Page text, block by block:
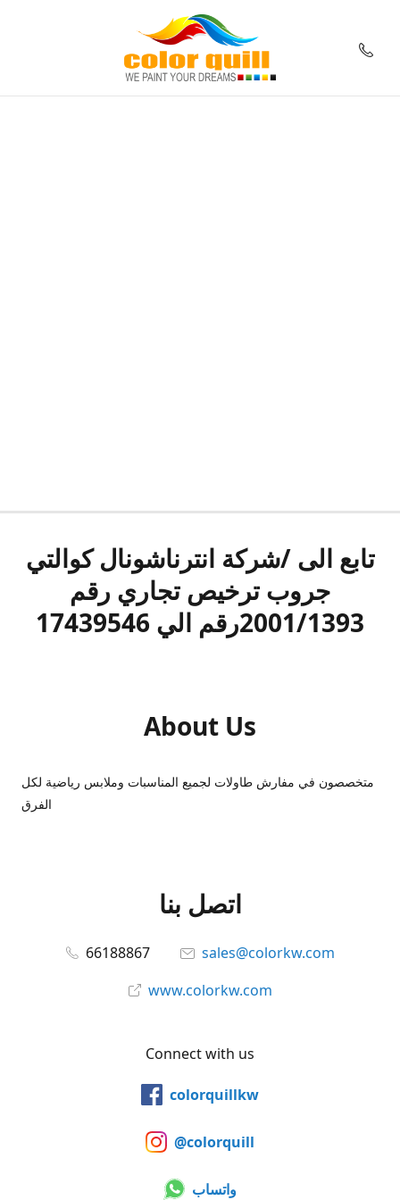
تابع الى /شركة انترناشونال كوالتي
جروب ترخيص تجاري رقم
2001/1393رقم الي 17439546
About Us
متخصصون في مفارش طاولات لجميع المناسبات وملابس رياضية لكل
الفرق
اتصل بنا
66188867
sales@colorkw.com
www.colorkw.com
Connect with us
colorquillkw
@colorquill
واتساب